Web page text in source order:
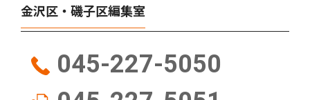
金沢区・磯子区編集室
045-227-5050